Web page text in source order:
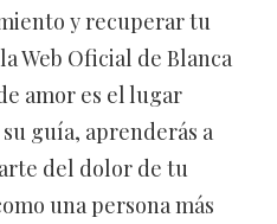
y recuperar tu
Web Oficial de Blanca
amor es el lugar
guía, aprenderás a
del dolor de tu
una persona más